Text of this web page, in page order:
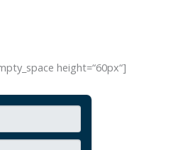
height=“60px“]